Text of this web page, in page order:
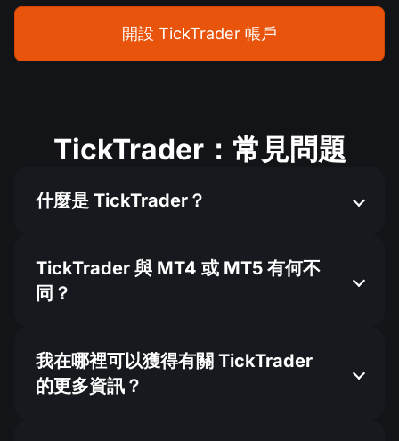
開設 TickTrader 帳戶
TickTrader：常見問題
什麼是 TickTrader？
TickTrader 與 MT4 或 MT5 有何不
同？
我在哪裡可以獲得有關 TickTrader
的更多資訊？